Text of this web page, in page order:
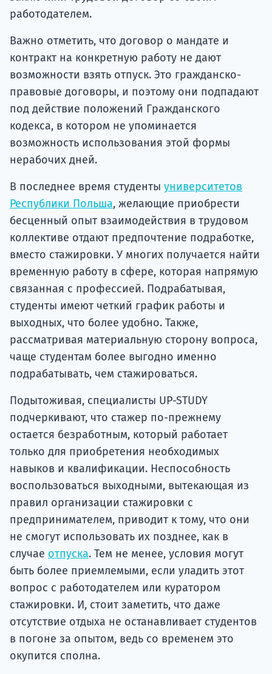
работодателем.
Важно отметить, что договор о мандате и
контракт на конкретную работу не дают
возможности взять отпуск. Это гражданско-
правовые договоры, и поэтому они подпадают
под действие положений Гражданского
кодекса, в котором не упоминается
возможность использования этой формы
нерабочих дней.
В последнее время студенты университетов
Республики Польша, желающие приобрести
бесценный опыт взаимодействия в трудовом
коллективе отдают предпочтение подработке,
вместо стажировки. У многих получается найти
временную работу в сфере, которая напрямую
связанная с профессией. Подрабатывая,
студенты имеют четкий график работы и
выходных, что более удобно. Также,
рассматривая материальную сторону вопроса,
чаще студентам более выгодно именно
подрабатывать, чем стажироваться.
Подытоживая, специалисты UP-STUDY
подчеркивают, что стажер по-прежнему
остается безработным, который работает
только для приобретения необходимых
навыков и квалификации. Неспособность
воспользоваться выходными, вытекающая из
правил организации стажировки с
предпринимателем, приводит к тому, что они
не смогут использовать их позднее, как в
случае отпуска. Тем не менее, условия могут
быть более приемлемыми, если уладить этот
вопрос с работодателем или куратором
стажировки. И, стоит заметить, что даже
отсутствие отдыха не останавливает студентов
в погоне за опытом, ведь со временем это
окупится сполна.